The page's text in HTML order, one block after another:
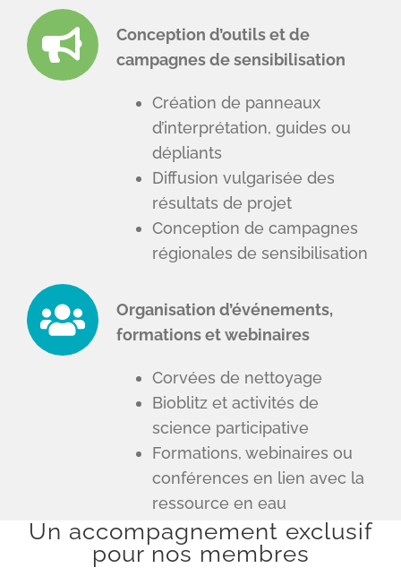
Conception d’outils et de
campagnes de sensibilisation
Création de panneaux
d’interprétation, guides ou
dépliants
Diffusion vulgarisée des
résultats de projet
Conception de campagnes
régionales de sensibilisation
Organisation d’événements,
formations et webinaires
Corvées de nettoyage
Bioblitz et activités de
science participative
Formations, webinaires ou
conférences en lien avec la
ressource en eau
Un accompagnement exclusif
pour nos membres